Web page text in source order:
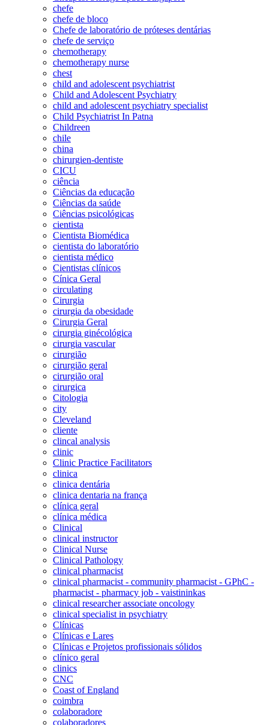
chefe
chefe de bloco
Chefe de laboratório de próteses dentárias
chefe de serviço
chemotherapy
chemotherapy nurse
chest
child and adolescent psychiatrist
Child and Adolescent Psychiatry
child and adolescent psychiatry specialist
Child Psychiatrist In Patna
Childreen
chile
china
chirurgien-dentiste
CICU
ciência
Ciências da educação
Ciências da saúde
Ciências psicológicas
cientista
Cientista Biomédica
cientista do laboratório
cientista médico
Cientistas clínicos
Cínica Geral
circulating
Cirurgia
cirurgia da obesidade
Cirurgia Geral
cirurgia ginécológica
cirurgia vascular
cirurgião
cirurgião geral
cirurgião oral
cirurgica
Citologia
city
Cleveland
cliente
clincal analysis
clinic
Clinic Practice Facilitators
clinica
clinica dentária
clinica dentaria na frança
clínica geral
clínica médica
Clinical
clinical instructor
Clinical Nurse
Clinical Pathology
clinical pharmacist
clinical pharmacist - community pharmacist - GPhC -
pharmacist - pharmacy job - vaistininkas
clinical researcher associate oncology
clinical specialist in psychiatry
Clínicas
Clínicas e Lares
Clínicas e Projetos profissionais sólidos
clínico geral
clinics
CNC
Coast of England
coimbra
colaboradore
colaboradores